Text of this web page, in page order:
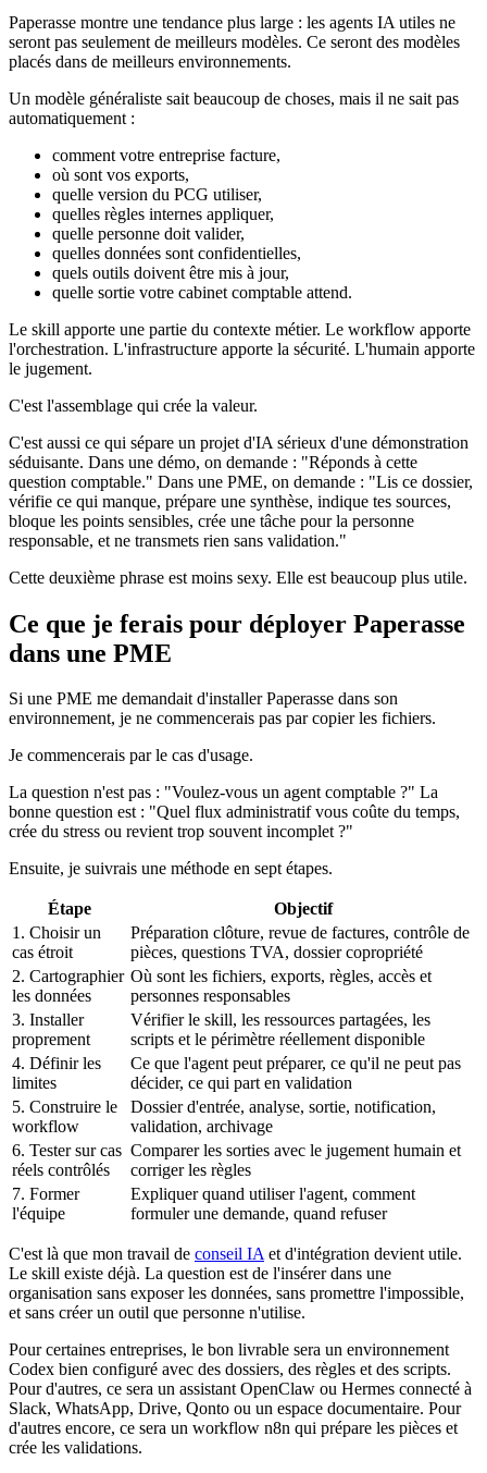
Paperasse montre une tendance plus large : les agents IA utiles ne
seront pas seulement de meilleurs modèles. Ce seront des modèles
placés dans de meilleurs environnements.
Un modèle généraliste sait beaucoup de choses, mais il ne sait pas
automatiquement :
comment votre entreprise facture,
où sont vos exports,
quelle version du PCG utiliser,
quelles règles internes appliquer,
quelle personne doit valider,
quelles données sont confidentielles,
quels outils doivent être mis à jour,
quelle sortie votre cabinet comptable attend.
Le skill apporte une partie du contexte métier. Le workflow apporte
l'orchestration. L'infrastructure apporte la sécurité. L'humain apporte
le jugement.
C'est l'assemblage qui crée la valeur.
C'est aussi ce qui sépare un projet d'IA sérieux d'une démonstration
séduisante. Dans une démo, on demande : "Réponds à cette
question comptable." Dans une PME, on demande : "Lis ce dossier,
vérifie ce qui manque, prépare une synthèse, indique tes sources,
bloque les points sensibles, crée une tâche pour la personne
responsable, et ne transmets rien sans validation."
Cette deuxième phrase est moins sexy. Elle est beaucoup plus utile.
Ce que je ferais pour déployer Paperasse
dans une PME
Si une PME me demandait d'installer Paperasse dans son
environnement, je ne commencerais pas par copier les fichiers.
Je commencerais par le cas d'usage.
La question n'est pas : "Voulez-vous un agent comptable ?" La
bonne question est : "Quel flux administratif vous coûte du temps,
crée du stress ou revient trop souvent incomplet ?"
Ensuite, je suivrais une méthode en sept étapes.
Étape
Objectif
1. Choisir un
cas étroit
Préparation clôture, revue de factures, contrôle de
pièces, questions TVA, dossier copropriété
2. Cartographier
les données
Où sont les fichiers, exports, règles, accès et
personnes responsables
3. Installer
proprement
Vérifier le skill, les ressources partagées, les
scripts et le périmètre réellement disponible
4. Définir les
limites
Ce que l'agent peut préparer, ce qu'il ne peut pas
décider, ce qui part en validation
5. Construire le
workflow
Dossier d'entrée, analyse, sortie, notification,
validation, archivage
6. Tester sur cas
réels contrôlés
Comparer les sorties avec le jugement humain et
corriger les règles
7. Former
l'équipe
Expliquer quand utiliser l'agent, comment
formuler une demande, quand refuser
C'est là que mon travail de conseil IAet d'intégration devient utile.
Le skill existe déjà. La question est de l'insérer dans une
organisation sans exposer les données, sans promettre l'impossible,
et sans créer un outil que personne n'utilise.
Pour certaines entreprises, le bon livrable sera un environnement
Codex bien configuré avec des dossiers, des règles et des scripts.
Pour d'autres, ce sera un assistant OpenClaw ou Hermes connecté à
Slack, WhatsApp, Drive, Qonto ou un espace documentaire. Pour
d'autres encore, ce sera un workflow n8n qui prépare les pièces et
crée les validations.